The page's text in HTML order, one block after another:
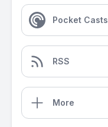
Pocket Casts
RSS
More